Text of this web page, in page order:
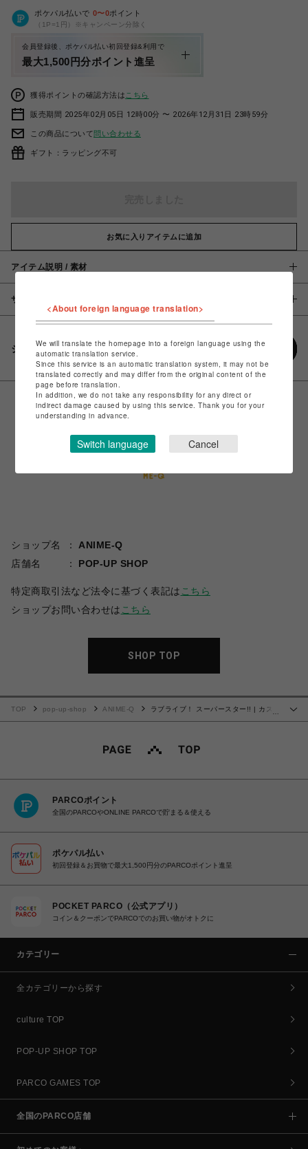
ポケパル払いで 0〜0ポイント
（1P=1円）※キャンペーン分除く
会員登録後、ポケパル払い初回登録&利用で
最大1,500円分ポイント進呈
獲得ポイントの確認方法は こちら
販売期間 2025年02月05日 12時00分 〜 2026年12月31日 23時59分
この商品について問い合わせる
ギフト：ラッピング不可
お気に入りアイテムに追加
アイテム説明 / 素材
サイズ
シェアする
ショップ名
ANIME-Q
店舗名
POP-UP SHOP
特定商取引法など法令に基づく表記は こちら
ショップお問い合わせは こちら
SHOP TOP
TOP pop-up-shop ANIME-Q
ラブライブ！ スーパースター!! | カスタ
PARCOポイント
全国のPARCOやONLINE PARCOで貯まる＆使える
ポケパル払い
初回登録＆お買物で最大1,500円分のPARCOポイント進呈
POCKET PARCO（公式アプリ）
コイン＆クーポンでPARCOでのお買い物がオトクに
カテゴリー
全カテゴリーから探す
culture TOP
POP-UP SHOP TOP
PARCO GAMES TOP
全国のPARCO店舗
<About foreign language translation>
We will translate the homepage into a foreign language using the
automatic translation service.
Since this service is an automatic translation system, it may not be
translated correctly and may differ from the original content of the
page before translation.
In addition, we do not take any responsibility for any direct or
indirect damage caused by using this service. Thank you for your
understanding in advance.
Switch language Cancel